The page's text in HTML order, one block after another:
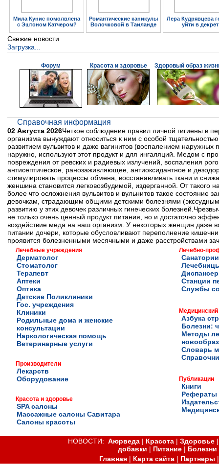
Мила Кунис помолвлена
с Эштоном Катчером?
Романтические каникулы
Волочковой в Таиланде
Лера Кудрявцева
уйти в декрет
Свежие новости
Загрузка...
Форум Красота и здоровье Здоровый образ
Справочная информация
02 Августа 2026Четкое соблюдение правил личной гигиены в
организма вынуждают относиться к ним с особой
развитием вульвитов и даже вагинитов (воспалением
наружно, используют этот продукт и для ингаляций. Медом с
повреждения от ревских и радиевых излучений, воспаления
антисептическое, ранозаживляющее, антиоксидантное и
стимулировать процессы обмена, восстанавливать ткани и
женшина становится легковозбудимой, издерганной. От
более что осложнения вульвитов и вульнитов такое состояние
девочкам, страдающим общими детскими болезнями
развитию у этих девочек различных гинеческих
не только очень ценный продукт питания, но и достаточно
воздействие меда на наш организм. У некоторых женщин даже
питании дочери, которые обусловливают переполнение
проявится болезненными месячными и даже расстройствами
Лечебные учреждения
Дерматолог
Стоматолог
Терапевт
Аптеки
Оптика
Детские Поликлиники
Гос. учреждения
Клиники
Родильные дома и женские
консультации
Наркологическая помощь
Ветеринарные услуги
Производители
Лекарств
Оборудование
Красота и здоровье
SPA салоны
Массажные салоны Савитара
Салоны красоты
Лечебно-
Станции
Службы
Медицинский
Азбука
Болезни:
Методы
Словарь
Публикации
Книги
Рефераты
НОВОСТИ:Аюрведа | Красота |Здоровье
добавки | Питание| Болезни
Главная| Карта сайта| Партнеры